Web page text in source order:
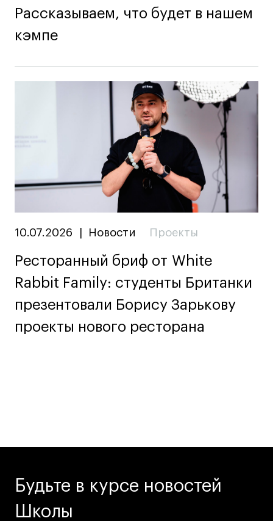
Рассказываем, что будет в нашем
кэмпе
10.07.2026 Новости Проекты
Ресторанный бриф от White
Rabbit Family: студенты Британки
презентовали Борису Зарькову
проекты нового ресторана
Будьте в курсе новостей
Школы